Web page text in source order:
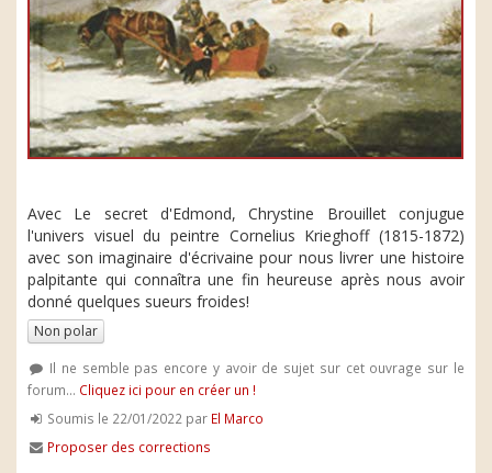
Avec Le secret d'Edmond, Chrystine Brouillet conjugue
l'univers visuel du peintre Cornelius Krieghoff (1815-1872)
avec son imaginaire d'écrivaine pour nous livrer une histoire
palpitante qui connaîtra une fin heureuse après nous avoir
donné quelques sueurs froides!
Non polar
Il ne semble pas encore y avoir de sujet sur cet ouvrage sur le
forum... Cliquez ici pour en créer un !
Soumis le 22/01/2022 par El Marco
Proposer des corrections